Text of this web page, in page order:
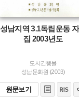
성남지역 3.1독립운동
집 2003년도
도서간행물
성남문화원 (2003)
원문보기